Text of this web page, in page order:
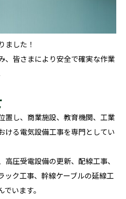
ました！
、皆さまにより安全で確実な作業
置し、商業施設、教育機関、工業
ける電気設備工事を専門としてい
圧受電設備の更新、配線工事、
ック工事、幹線ケーブルの延線工
います。